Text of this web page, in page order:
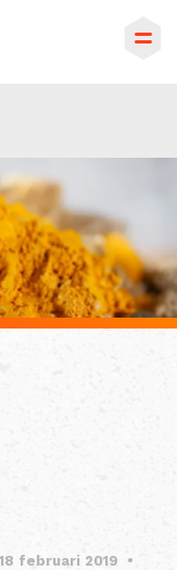
18 februari 2019
•